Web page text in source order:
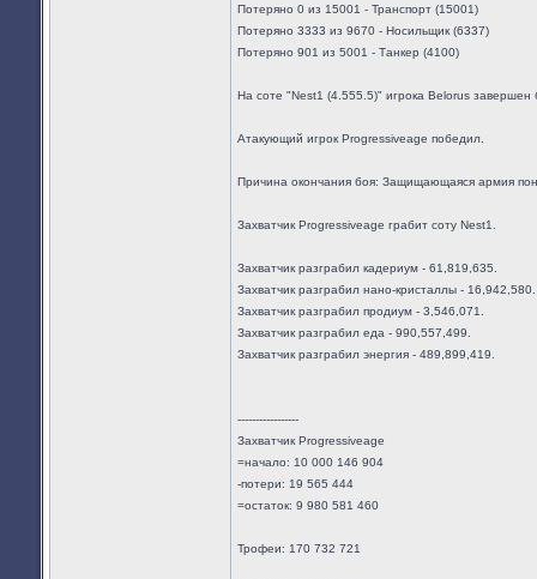
Потеряно 0 из 15001 - Транспорт (15001)
Потеряно 3333 из 9670 - Носильщик (6337)
Потеряно 901 из 5001 - Танкер (4100)
На соте "Nest1 (4.555.5)" игрока Belorus завершен
Атакующий игрок Progressiveage победил.
Причина окончания боя: Защищающаяся армия
Захватчик Progressiveage грабит соту Nest1.
Захватчик разграбил кадериум - 61,819,635.
Захватчик разграбил нано-кристаллы - 16,942,580.
Захватчик разграбил продиум - 3,546,071.
Захватчик разграбил еда - 990,557,499.
Захватчик разграбил энергия - 489,899,419.
-----------------
Захватчик Progressiveage
=начало: 10 000 146 904
-потери: 19 565 444
=остаток: 9 980 581 460
Трофеи: 170 732 721